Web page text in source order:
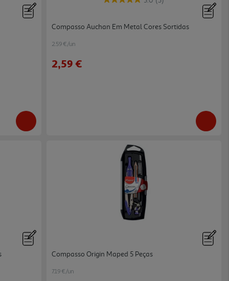
Compasso Auchan Em Metal Cores Sortidas
2.59 €/un
2,59 €
Compasso Origin Maped 5 Peças
7.19 €/un